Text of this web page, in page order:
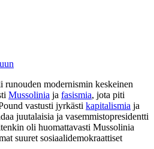
runouden modernismin keskeinen
Mussolinia ja fasismia, jota piti
vastusti jyrkästi kapitalismia ja
juutalaisia ja vasemmistopresidentti
oli huomattavasti Mussolinia
suuret sosiaalidemokraattiset